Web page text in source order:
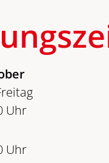
Uhr
Uhr